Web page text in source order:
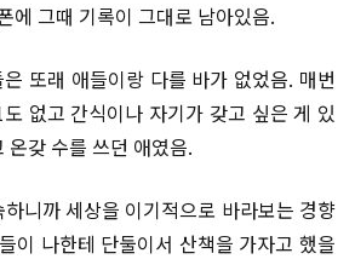
에 그때 기록이 그대로 남아있음.
또래 애들이랑 다를 바가 없었음. 매번
없고 간식이나 자기가 갖고 싶은 게 있
갖 수를 쓰던 애였음.
니까 세상을 이기적으로 바라보는 경향
이 나한테 단둘이서 산책을 가자고 했을